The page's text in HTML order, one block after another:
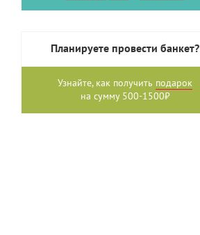
Планируете провести банкет?
Узнайте, как получить подарок
на сумму 500-1500₽